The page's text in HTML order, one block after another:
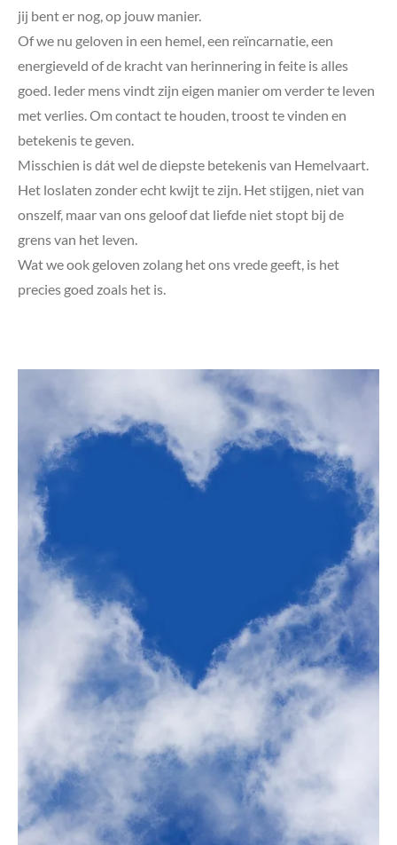
jij bent er nog, op jouw manier.
Of we nu geloven in een hemel, een reïncarnatie, een
energieveld of de kracht van herinnering in feite is alles
goed. Ieder mens vindt zijn eigen manier om verder te leven
met verlies. Om contact te houden, troost te vinden en
betekenis te geven.
Misschien is dát wel de diepste betekenis van Hemelvaart.
Het loslaten zonder echt kwijt te zijn. Het stijgen, niet van
onszelf, maar van ons geloof dat liefde niet stopt bij de
grens van het leven.
Wat we ook geloven zolang het ons vrede geeft, is het
precies goed zoals het is.